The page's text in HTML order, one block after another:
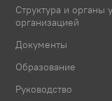
Структура и органы
организацией
Документы
Образование
Руководство